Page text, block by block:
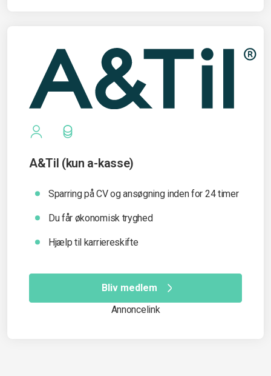
A&Til (kun a-kasse)
Sparring på CV og ansøgning inden for 24 timer
Du får økonomisk tryghed
Hjælp til karriereskifte
Bliv medlem
Annoncelink